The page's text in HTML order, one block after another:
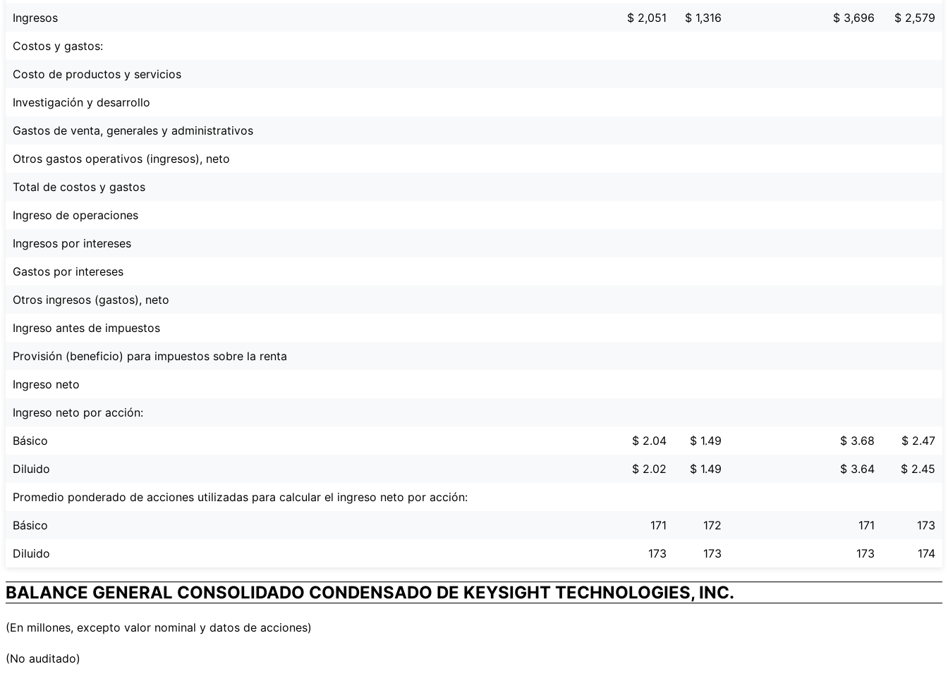
Ingresos
$ 2,051 $ 1,316 $ 3,696
$ 2,579
Costos y gastos:
Costo de productos y servicios
Investigación y desarrollo
Gastos de venta, generales y administrativos
Otros gastos operativos (ingresos), neto
Total de costos y gastos
Ingreso de operaciones
Ingresos por intereses
Gastos por intereses
Otros ingresos (gastos), neto
Ingreso antes de impuestos
Provisión (beneficio) para impuestos sobre la renta
Ingreso neto
Ingreso neto por acción:
Básico
$ 2.04 $ 1.49 $ 3.68
$ 2.47
Diluido
$ 2.02 $ 1.49 $ 3.64
$ 2.45
Promedio ponderado de acciones utilizadas para calcular el ingreso neto por acción:
Básico
171 172 171
173
Diluido
173 173 173 174
BALANCE GENERAL CONSOLIDADO CONDENSADO DE KEYSIGHT TECHNOLOGIES, INC.
(En millones, excepto valor nominal y datos de acciones)
(No auditado)